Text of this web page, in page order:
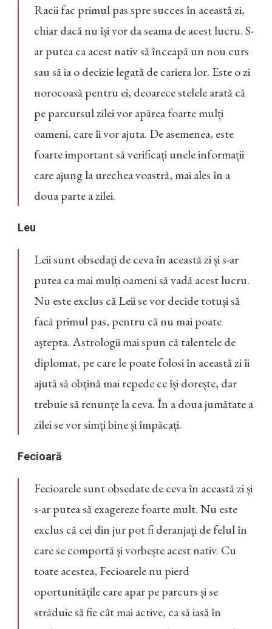
Racii fac primul pas spre succes în această zi,
chiar dacă nu își vor da seama de acest lucru. S-
ar putea ca acest nativ să înceapă un nou curs
sau să ia o decizie legată de cariera lor. Este o zi
norocoasă pentru ei, deoarece stelele arată că
pe parcursul zilei vor apărea foarte mulți
oameni, care îi vor ajuta. De asemenea, este
foarte important să verificați unele informații
care ajung la urechea voastră, mai ales în a
doua parte a zilei.
Leu
Leii sunt obsedați de ceva în această zi și s-ar
putea ca mai mulți oameni să vadă acest lucru.
Nu este exclus că Leii se vor decide totuși să
facă primul pas, pentru că nu mai poate
aștepta. Astrologii mai spun că talentele de
diplomat, pe care le poate folosi în această zi îi
ajută să obțină mai repede ce își dorește, dar
trebuie să renunțe la ceva. În a doua jumătate a
zilei se vor simți bine și împăcați.
Fecioară
Fecioarele sunt obsedate de ceva în această zi și
s-ar putea să exagereze foarte mult. Nu este
exclus că cei din jur pot fi deranjați de felul în
care se comportă și vorbește acest nativ. Cu
toate acestea, Fecioarele nu pierd
oportunitățile care apar pe parcurs și se
străduie să fie cât mai active, ca să iasă în